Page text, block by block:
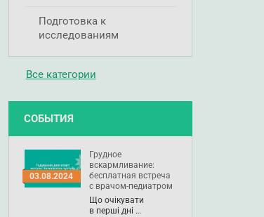
Подготовка к
исследованиям
Все категории
СОБЫТИЯ
03.08.2024
Грудное
вскармливание:
бесплатная встреча
с врачом-педиатром
Що очікувати
в перші дні …